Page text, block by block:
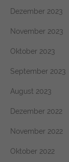
Dezember 2023
November 2023
Oktober 2023
September 2023
August 2023
Dezember 2022
November 2022
Oktober 2022